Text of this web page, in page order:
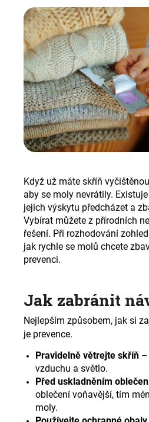
Když už máte skříň
aby se moly nevrátily.
jejich výskytu předcházet a
Vybírat můžete z přírodních
řešení. Při rozhodování
jak rychle se molů chcete
prevenci.
Jak zabránit
Nejlepším způsobem, jak si
je prevence.
Pravidelně větrejte skříň –
vzduchu a světlo.
Před uskladněním
oblečení voňavější, tím
moly.